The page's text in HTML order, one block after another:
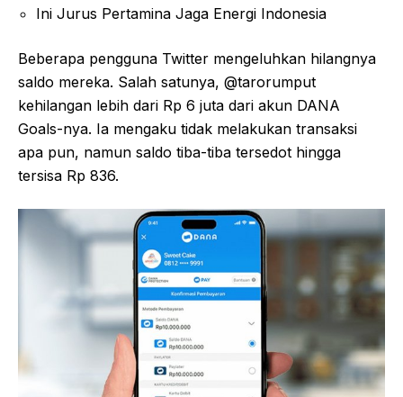
Ini Jurus Pertamina Jaga Energi Indonesia
Beberapa pengguna Twitter mengeluhkan hilangnya
saldo mereka. Salah satunya, @tarorumput
kehilangan lebih dari Rp 6 juta dari akun DANA
Goals-nya. Ia mengaku tidak melakukan transaksi
apa pun, namun saldo tiba-tiba tersedot hingga
tersisa Rp 836.